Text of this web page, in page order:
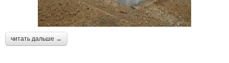
читать дальше →